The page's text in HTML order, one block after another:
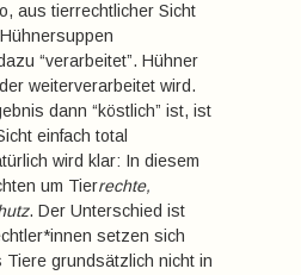
aus tierrechtlicher Sicht
“verarbeitet”. Hühner
weiterverarbeitet wird.
dann “köstlich” ist, ist
einfach total
wird klar: In diesem
um Tierrechte,
. Der Unterschied ist
setzen sich
Tiere grundsätzlich nicht in